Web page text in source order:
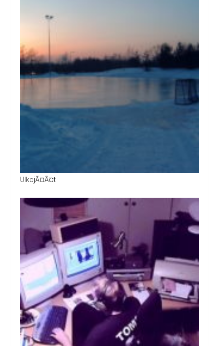
UlkojÃ¤Ã¤t